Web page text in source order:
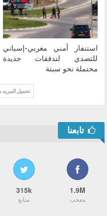
استنفار أمني مغربي-إسباني
للتصدي لتدفقات جديدة
محتملة نحو سبتة
تحميل
تابعنا
1.9M
معجب
315k
متابع